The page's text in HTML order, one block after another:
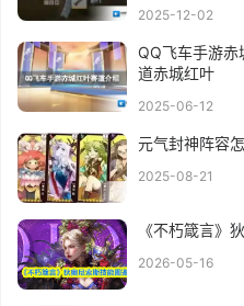
2025-12-02
QQ飞车手游
道赤城红叶
2025-06-12
元气封神阵容
2025-08-21
《不朽箴言》
2026-05-16